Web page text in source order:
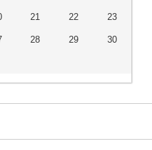
21 22 23
28 29 30